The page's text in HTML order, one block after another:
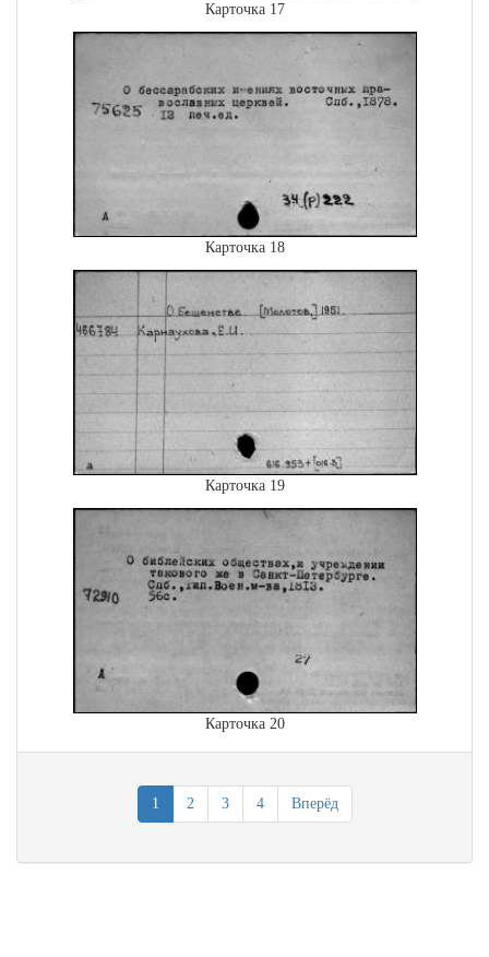
Карточка 17
Карточка 18
Карточка 19
Карточка 20
1 2 3 4 Вперёд